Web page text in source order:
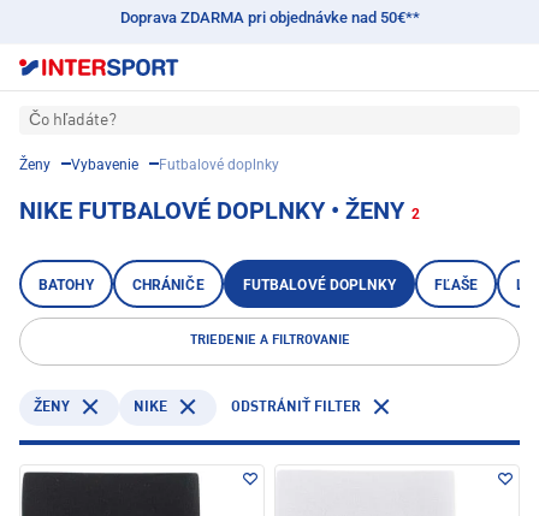
Doprava ZDARMA pri objednávke nad 50€**
Čo hľadáte?
Ženy Vybavenie Futbalové doplnky
NIKE FUTBALOVÉ DOPLNKY • ŽENY 2
BATOHY CHRÁNIČE FUTBALOVÉ DOPLNKY FĽAŠE
TRIEDENIE A FILTROVANIE
ŽENY NIKE ODSTRÁNIŤ FILTER